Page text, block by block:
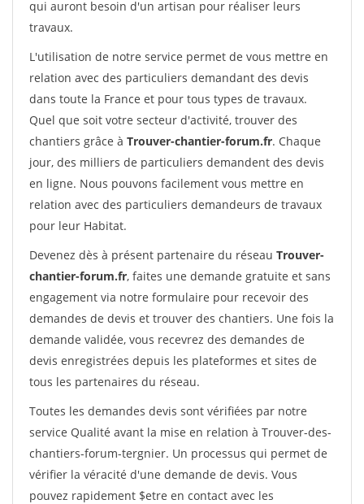
qui auront besoin d'un artisan pour réaliser leurs
travaux.
L'utilisation de notre service permet de vous mettre en
relation avec des particuliers demandant des devis
dans toute la France et pour tous types de travaux.
Quel que soit votre secteur d'activité, trouver des
chantiers grâce à Trouver-chantier-forum.fr. Chaque
jour, des milliers de particuliers demandent des devis
en ligne. Nous pouvons facilement vous mettre en
relation avec des particuliers demandeurs de travaux
pour leur Habitat.
Devenez dès à présent partenaire du réseau Trouver-
chantier-forum.fr, faites une demande gratuite et sans
engagement via notre formulaire pour recevoir des
demandes de devis et trouver des chantiers. Une fois la
demande validée, vous recevrez des demandes de
devis enregistrées depuis les plateformes et sites de
tous les partenaires du réseau.
Toutes les demandes devis sont vérifiées par notre
service Qualité avant la mise en relation à Trouver-des-
chantiers-forum-tergnier. Un processus qui permet de
vérifier la véracité d'une demande de devis. Vous
pouvez rapidement $etre en contact avec les